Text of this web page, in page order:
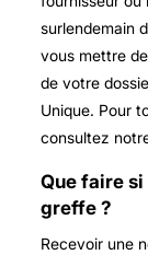
surlendemain
vous mettre
de votre
Unique. Pour
consultez
Que faire
greffe ?
Recevoir une